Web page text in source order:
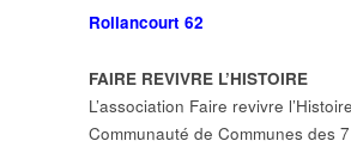
Rollancourt 62
FAIRE REVIVRE L’HISTOIRE
L’association Faire revivre l’Histoire
Communauté de Communes des